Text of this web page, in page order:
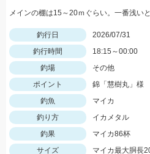
釣行日
2026/07/31
釣行時間
18:15～00:00
釣場
その他
ポイント
錦「慧樹丸」様
釣魚
マイカ
釣り方
イカメタル
釣果
マイカ86杯
サイズ
マイカ最大胴長